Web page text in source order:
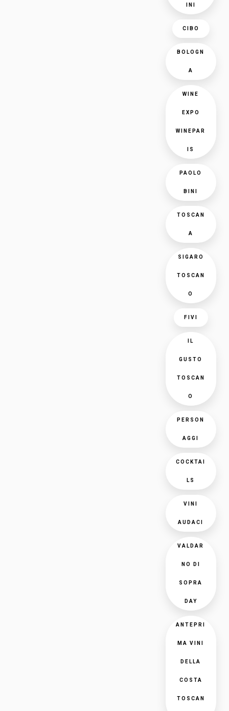
INI
CIBO
BOLOGN
A
WINE
EXPO
WINEPAR
IS
PAOLO
BINI
TOSCAN
A
SIGARO
TOSCAN
O
FIVI
IL
GUSTO
TOSCAN
O
PERSON
AGGI
COCKTAI
LS
VINI
AUDACI
VALDAR
NO DI
SOPRA
DAY
ANTEPRI
MA VINI
DELLA
COSTA
TOSCAN